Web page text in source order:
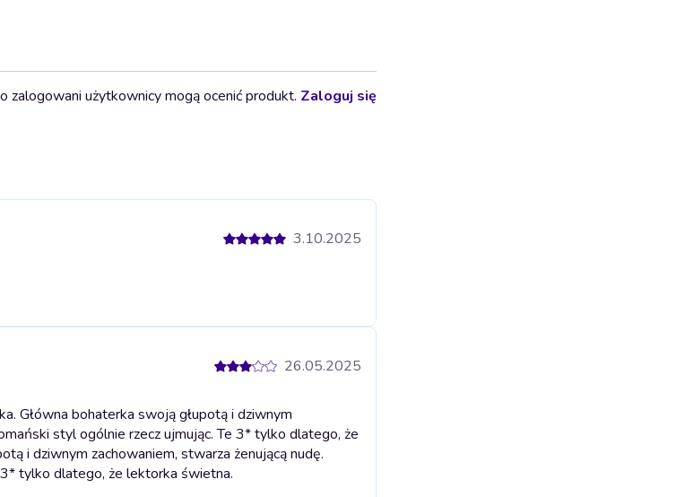
zalogowani użytkownicy mogą ocenić produkt. Zaloguj się
3.10.2025
26.05.2025
Główna bohaterka swoją głupotą i dziwnym
styl ogólnie rzecz ujmując. Te 3* tylko dlatego, że
i dziwnym zachowaniem, stwarza żenującą nudę.
tylko dlatego, że lektorka świetna.